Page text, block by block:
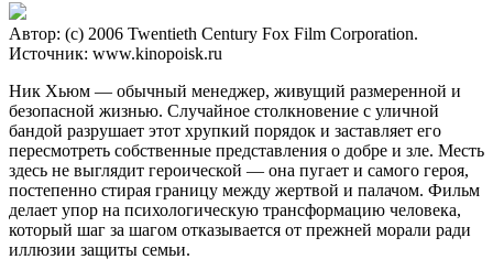
Автор: (c) 2006 Twentieth Century Fox Film Corporation.
Источник: www.kinopoisk.ru
Ник Хьюм — обычный менеджер, живущий размеренной и
безопасной жизнью. Случайное столкновение с уличной
бандой разрушает этот хрупкий порядок и заставляет его
пересмотреть собственные представления о добре и зле. Месть
здесь не выглядит героической — она пугает и самого героя,
постепенно стирая границу между жертвой и палачом. Фильм
делает упор на психологическую трансформацию человека,
который шаг за шагом отказывается от прежней морали ради
иллюзии защиты семьи.